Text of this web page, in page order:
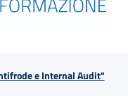
e Internal Audit"